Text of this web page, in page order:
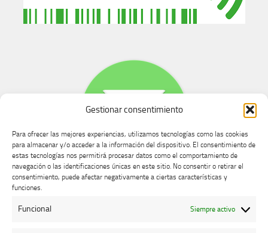
Gestionar consentimiento
Para ofrecer las mejores experiencias, utilizamos tecnologías como las cookies
para almacenar y/o acceder a la información del dispositivo. El consentimiento de
estas tecnologías nos permitirá procesar datos como el comportamiento de
navegación o las identificaciones únicas en este sitio. No consentir o retirar el
consentimiento, puede afectar negativamente a ciertas características y
funciones.
Funcional Siempre activo
Buzón de dudas, quejas y sugerencias